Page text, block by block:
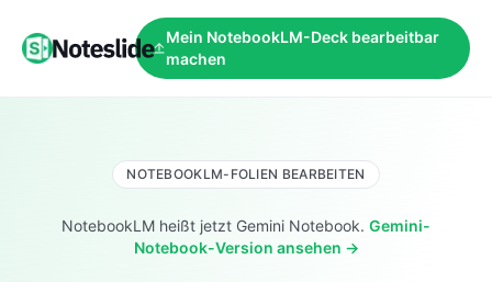
Mein NotebookLM-Deck bearbeitbar
machen
NOTEBOOKLM-FOLIEN BEARBEITEN
NotebookLM heißt jetzt Gemini Notebook. Gemini-
Notebook-Version ansehen →